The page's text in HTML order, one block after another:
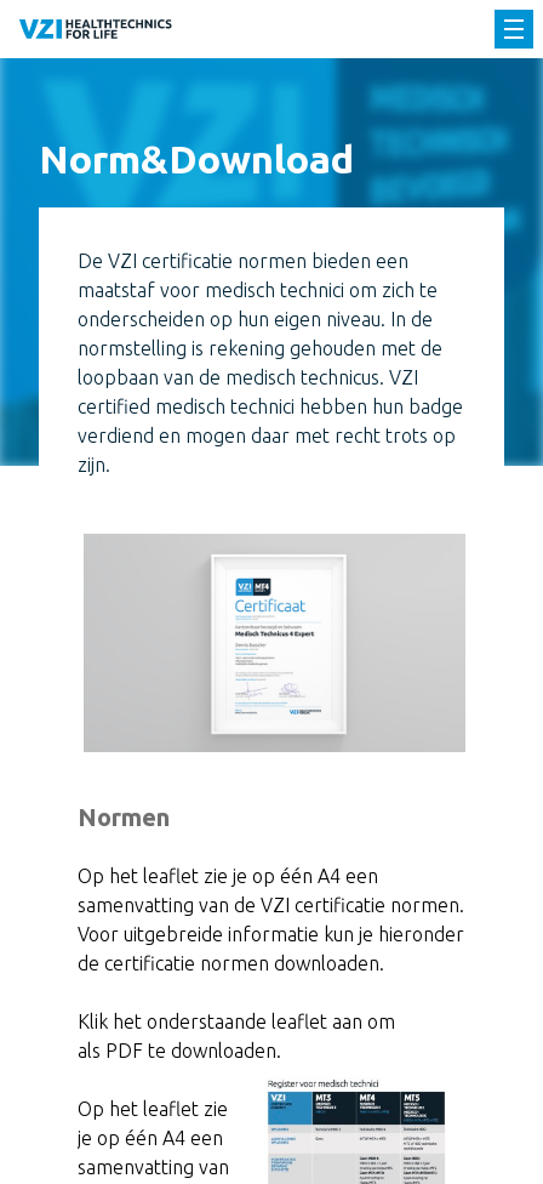
Norm&Download
De VZI certificatie normen bieden een
maatstaf voor medisch technici om zich te
onderscheiden op hun eigen niveau. In de
normstelling is rekening gehouden met de
loopbaan van de medisch technicus. VZI
certified medisch technici hebben hun badge
verdiend en mogen daar met recht trots op
zijn.
Normen
Op het leaflet zie je op één A4 een
samenvatting van de VZI certificatie normen.
Voor uitgebreide informatie kun je hieronder
de certificatie normen downloaden.
Klik het onderstaande leaflet aan om
als PDF te downloaden.
Op het leaflet zie
je op één A4 een
samenvatting van